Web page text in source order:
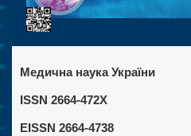
Медична наука України
ISSN 2664-472X
EISSN 2664-4738